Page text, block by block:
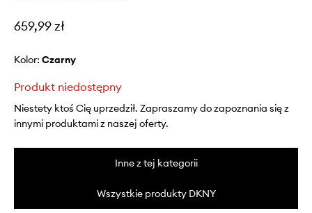
659,99 zł
Kolor: czarny
Produkt niedostępny
Niestety ktoś Cię uprzedził. Zapraszamy do zapoznania się z
innymi produktami z naszej oferty.
Inne z tej kategorii
Wszystkie produkty DKNY